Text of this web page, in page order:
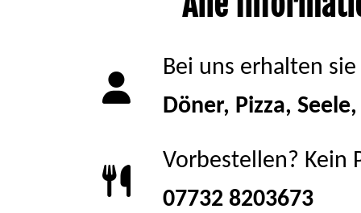
Bei uns erhalten
Döner, Pizza,
Vorbestellen? Kein
07732 8203673